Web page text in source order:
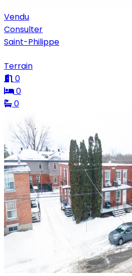
Vendu
Consulter
Saint-Philippe
Terrain
0
0
0